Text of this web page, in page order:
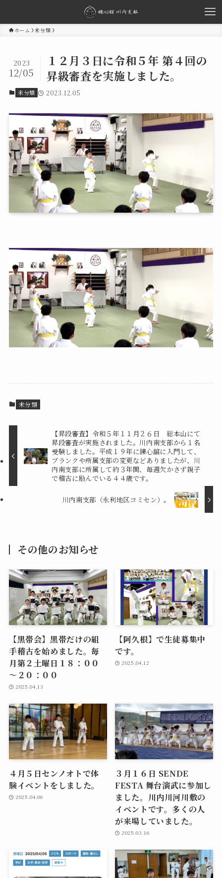
ホーム 未分類
１２月３日に令和５年 第４回の
昇級審査を実施しました。
2023
12/05
未分類 2023.12.05
未分類
【昇段審査】令和５年１１月２６日 総本山にて
昇段審査が実施されました。川内南支部から１名
受験しました。平成１９年に錬心舘に入門して、
ブランクや所属支部の変更などありましたが、川
内南支部に所属して約３年間、毎週欠かさず親子
で稽古に励んでいる４４歳です。
川内南支部（永利地区コミセン）。
その他のお知らせ
【黒帯会】黒帯だけの組
手稽古を始めました。毎
月第２土曜日１８：００
～２０：００
2025.04.13
【阿久根】で生徒募集中
です。
2025.04.12
４月５日センノオトで体
験イベントをしました。
2025.04.06
３月１６日 SENDE
FESTA 舞台演武に参加し
ました。川内川河川敷の
イベントです。多くの人
が来場していました。
2025.03.16